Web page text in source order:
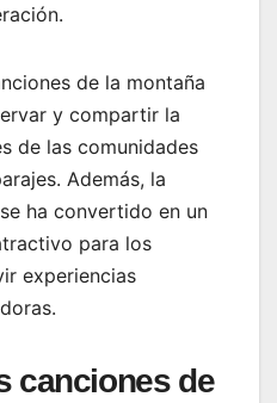
de la montaña
y compartir la
de las comunidades
Además, la
ha convertido en un
para los
experiencias
canciones de